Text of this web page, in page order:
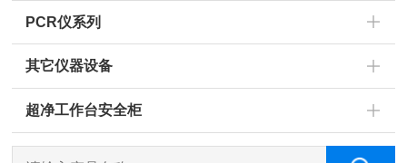
PCR仪系列
其它仪器设备
超净工作台安全柜